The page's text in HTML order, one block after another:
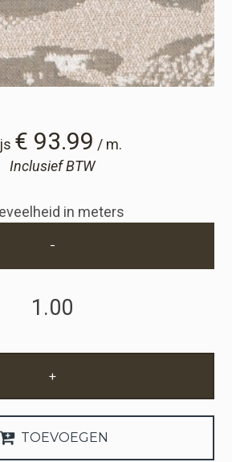
€ 93.99 / m.
Inclusief BTW
in meters
-
+
TOEVOEGEN
Aanvragen